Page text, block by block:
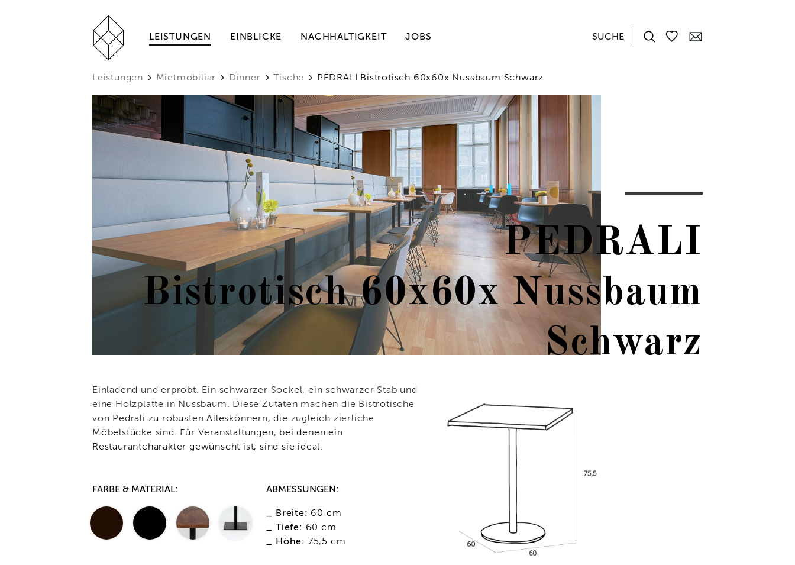
LEISTUNGEN EINBLICKE NACHHALTIGKEIT JOBS
Leistungen Mietmobiliar Dinner Tische PEDRALI Bistrotisch 60x60x Nussbaum Schwarz
PEDRALI
Bistrotisch 60x60x Nussbaum
Schwarz
Einladend und erprobt. Ein schwarzer Sockel, ein schwarzer Stab und
eine Holzplatte in Nussbaum. Diese Zutaten machen die Bistrotische
von Pedrali zu robusten Alleskönnern, die zugleich zierliche
Möbelstücke sind. Für Veranstaltungen, bei denen ein
Restaurantcharakter gewünscht ist, sind sie ideal.
FARBE & MATERIAL: ABMESSUNGEN:
_ Breite: 60 cm
_ Tiefe: 60 cm
_ Höhe: 75,5 cm